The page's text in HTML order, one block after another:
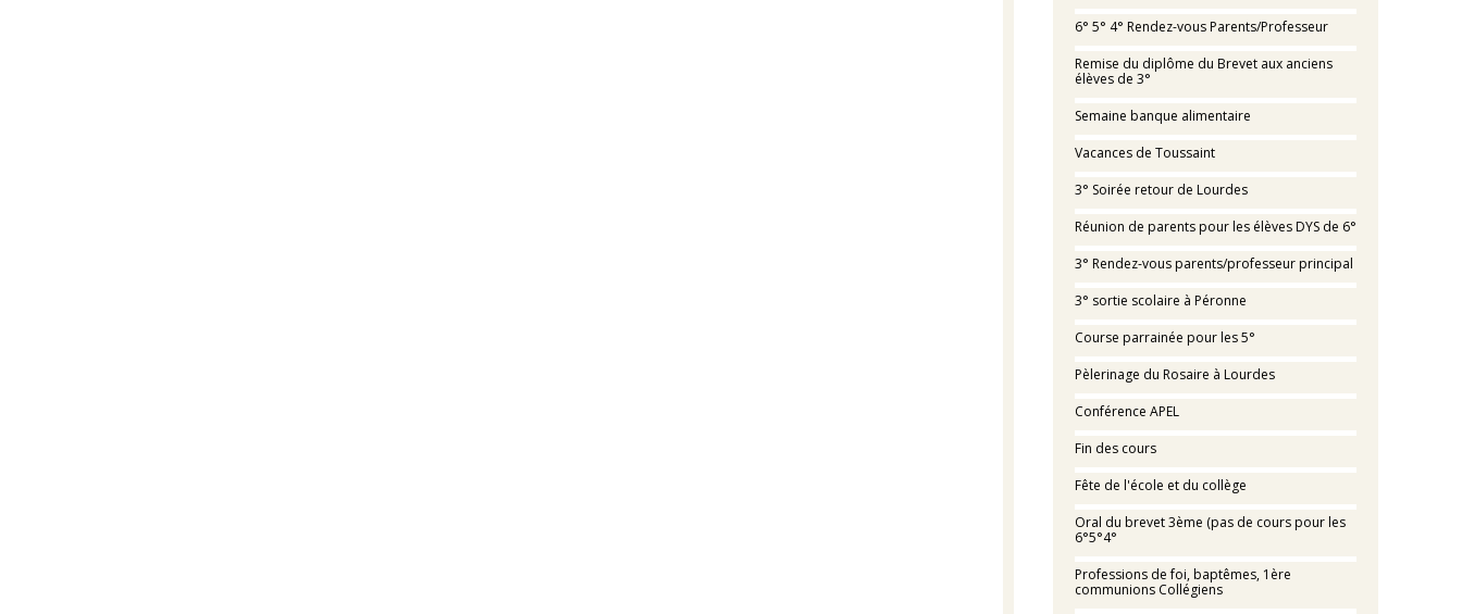
6° 5° 4° Rendez-vous Parents/Professeur
Remise du diplôme du Brevet aux anciens
élèves de 3°
Semaine banque alimentaire
Vacances de Toussaint
3° Soirée retour de Lourdes
Réunion de parents pour les élèves DYS de 6°
3° Rendez-vous parents/professeur principal
3° sortie scolaire à Péronne
Course parrainée pour les 5°
Pèlerinage du Rosaire à Lourdes
Conférence APEL
Fin des cours
Fête de l'école et du collège
Oral du brevet 3ème (pas de cours pour les
6°5°4°
Professions de foi, baptêmes, 1ère
communions Collégiens